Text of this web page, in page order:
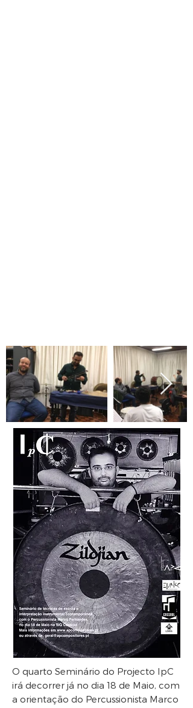
O quarto Seminário do Projecto IpC
irá decorrer já no dia 18 de Maio, com
a orientação do Percussionista Marco